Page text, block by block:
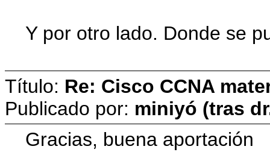
Y por otro lado. Donde se
Título: Re: Cisco CCNA
Publicado por: miniyó (tras
Gracias, buena aportación